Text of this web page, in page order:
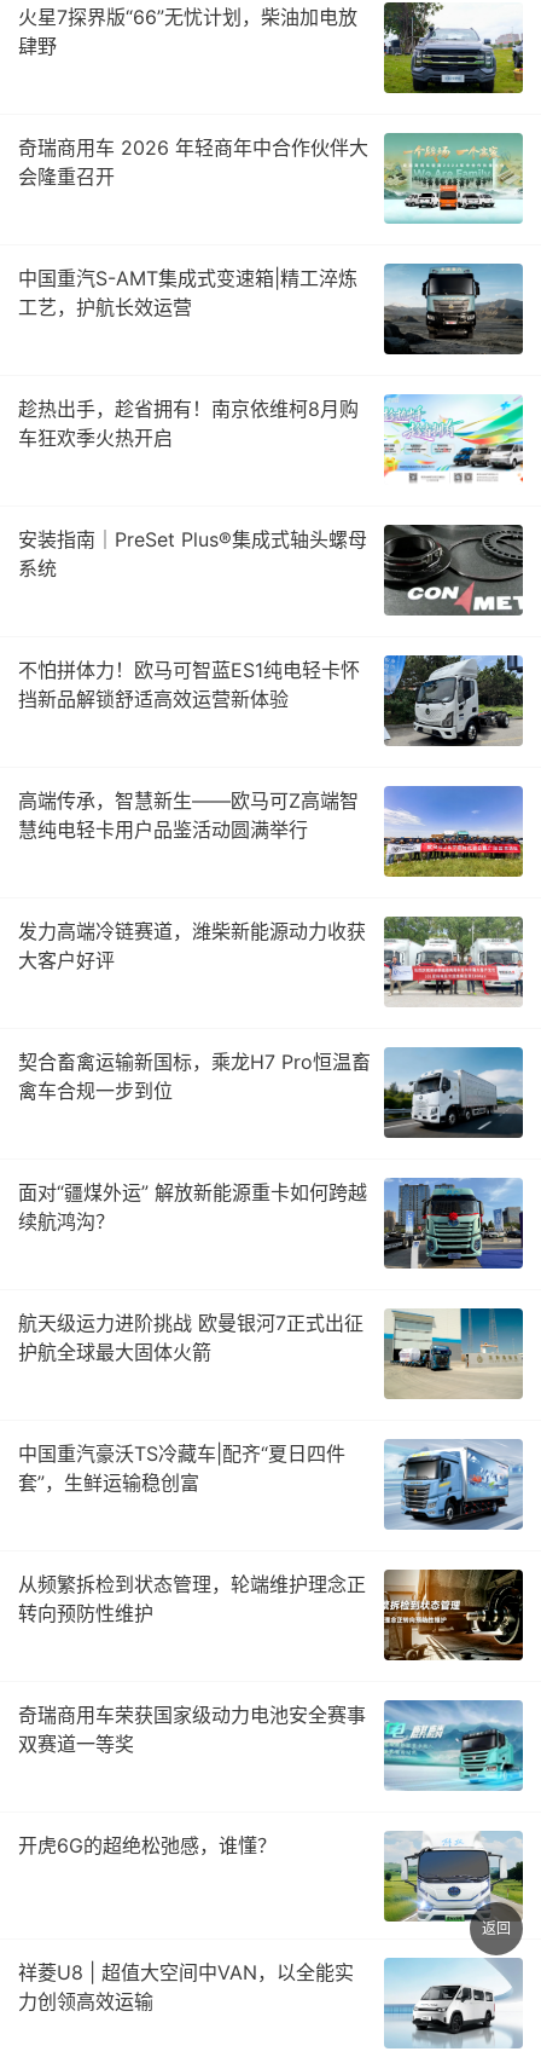
火星7探界版“66”无忧计划，柴油加电放
肆野
奇瑞商用车 2026 年轻商年中合作伙伴大
会隆重召开
中国重汽S-AMT集成式变速箱|精工淬炼
工艺，护航长效运营
趁热出手，趁省拥有！南京依维柯8月购
车狂欢季火热开启
安装指南｜PreSet Plus®集成式轴头螺母
系统
不怕拼体力！欧马可智蓝ES1纯电轻卡怀
挡新品解锁舒适高效运营新体验
高端传承，智慧新生——欧马可Z高端智
慧纯电轻卡用户品鉴活动圆满举行
发力高端冷链赛道，潍柴新能源动力收获
大客户好评
契合畜禽运输新国标，乘龙H7 Pro恒温畜
禽车合规一步到位
面对“疆煤外运” 解放新能源重卡如何跨越
续航鸿沟？
航天级运力进阶挑战 欧曼银河7正式出征
护航全球最大固体火箭
中国重汽豪沃TS冷藏车|配齐“夏日四件
套”，生鲜运输稳创富
从频繁拆检到状态管理，轮端维护理念正
转向预防性维护
奇瑞商用车荣获国家级动力电池安全赛事
双赛道一等奖
开虎6G的超绝松弛感，谁懂？
祥菱U8 | 超值大空间中VAN，以全能实
力创领高效运输
返回